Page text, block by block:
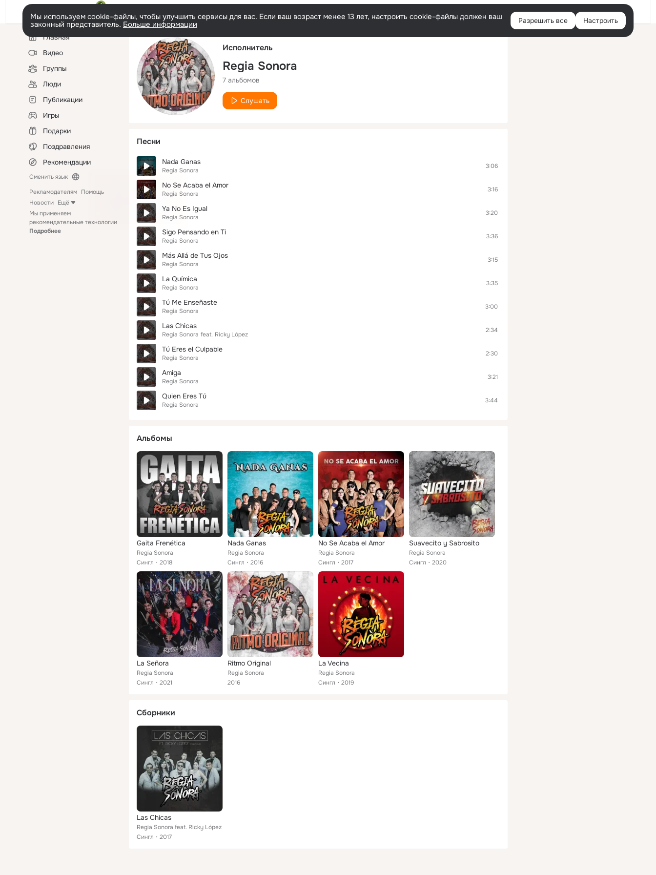
Русский Войти
Мы используем cookie-файлы, чтобы улучшить сервисы для вас. Если ваш возраст менее 13 лет, настроить cookie-файлы должен ваш
законный представитель. Больше информации Разрешить все Настроить
Левая
колонкаГлавная
Видео
Группы
Люди
Публикации
Игры
Подарки
Поздравления
Рекомендации
Сменить язык
Рекламодателям Помощь
Новости Ещё
Мы применяем
рекомендательные технологии
Подробнее
Исполнитель
Regia Sonora
7 альбомов
Слушать
Песни
Nada Ganas
Regia Sonora
3:06
No Se Acaba el Amor
Regia Sonora
3:16
Ya No Es Igual
Regia Sonora
3:20
Sigo Pensando en Ti
Regia Sonora
3:36
Más Allá de Tus Ojos
Regia Sonora
3:15
La Química
Regia Sonora
3:35
Tú Me Enseñaste
Regia Sonora
3:00
Las Chicas
Regia Sonora feat. Ricky López
2:34
Tú Eres el Culpable
Regia Sonora
2:30
Amiga
Regia Sonora
3:21
Quien Eres Tú
Regia Sonora
3:44
Альбомы
Gaita Frenética
Regia Sonora
Сингл
2018
Nada Ganas
Regia Sonora
Сингл
2016
No Se Acaba el Amor
Regia Sonora
Сингл
2017
Suavecito y Sabrosito
Regia Sonora
Сингл
2020
La Señora
Regia Sonora
Сингл
2021
Ritmo Original
Regia Sonora
2016
La Vecina
Regia Sonora
Сингл
2019
Сборники
Las Chicas
Regia Sonora feat. Ricky López
Сингл
2017